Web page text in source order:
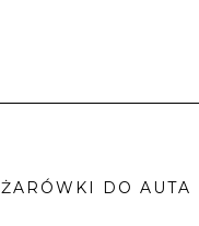
ŻARÓWKI DO AUTA